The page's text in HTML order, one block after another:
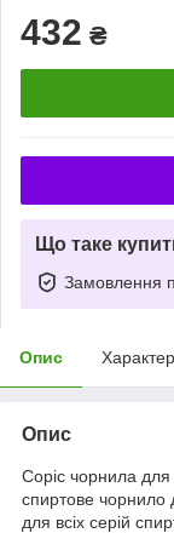
432 ₴
Що таке
Замовлення
Опис
Опис
Copic чорнила
спиртове чорнило
для всіх серій